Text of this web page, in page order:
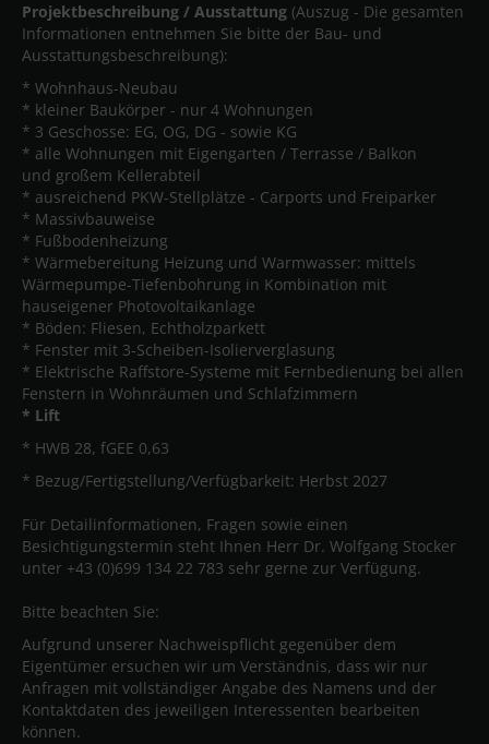
Projektbeschreibung / Ausstattung (Auszug - Die gesamten
Informationen entnehmen Sie bitte der Bau- und
Ausstattungsbeschreibung):
* Wohnhaus-Neubau
* kleiner Baukörper - nur 4 Wohnungen
* 3 Geschosse: EG, OG, DG - sowie KG
* alle Wohnungen mit Eigengarten / Terrasse / Balkon
und großem Kellerabteil
* ausreichend PKW-Stellplätze - Carports und Freiparker
* Massivbauweise
* Fußbodenheizung
* Wärmebereitung Heizung und Warmwasser: mittels
Wärmepumpe-Tiefenbohrung in Kombination mit
hauseigener Photovoltaikanlage
* Böden: Fliesen, Echtholzparkett
* Fenster mit 3-Scheiben-Isolierverglasung
* Elektrische Raffstore-Systeme mit Fernbedienung bei allen
Fenstern in Wohnräumen und Schlafzimmern
* Lift
* HWB 28, fGEE 0,63
* Bezug/Fertigstellung/Verfügbarkeit: Herbst 2027
Für Detailinformationen, Fragen sowie einen
Besichtigungstermin steht Ihnen Herr Dr. Wolfgang Stocker
unter +43 (0)699 134 22 783 sehr gerne zur Verfügung.
Bitte beachten Sie:
Aufgrund unserer Nachweispflicht gegenüber dem
Eigentümer ersuchen wir um Verständnis, dass wir nur
Anfragen mit vollständiger Angabe des Namens und der
Kontaktdaten des jeweiligen Interessenten bearbeiten
können.